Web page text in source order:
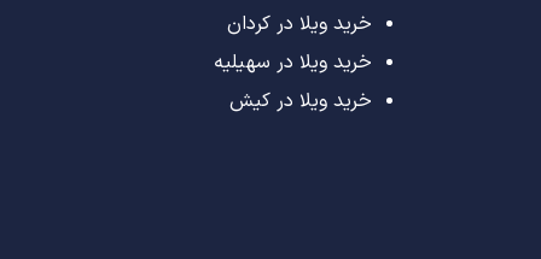
خرید ویلا در کردان
خرید ویلا در سهیلیه
خرید ویلا در کیش